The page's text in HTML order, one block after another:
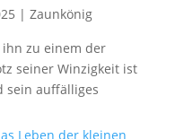
| Zaunkönig
ihn zu einem der
seiner Winzigkeit ist
sein auffälliges